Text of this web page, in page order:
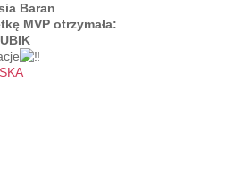
Baran
MVP otrzymała: